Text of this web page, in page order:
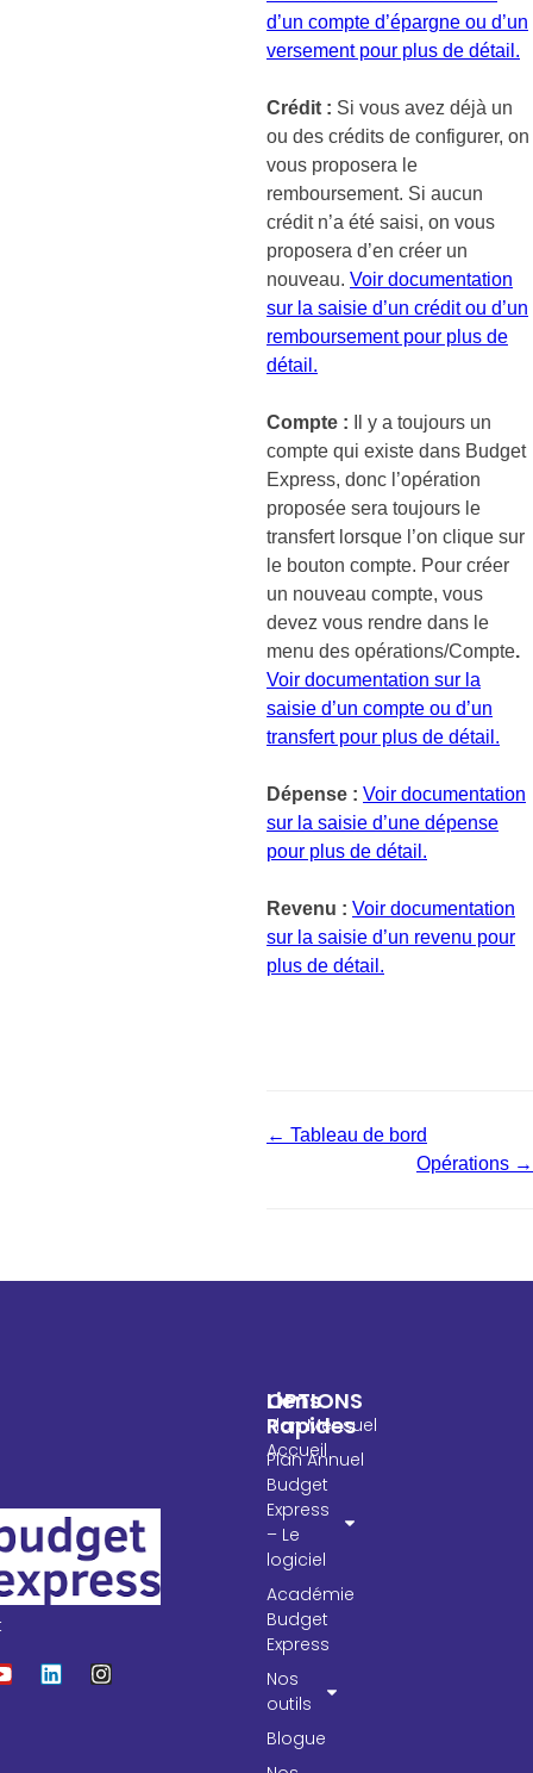
d’un compte d’épargne ou d’un
versement pour plus de détail.
Crédit : Si vous avez déjà un
ou des crédits de configurer, on
vous proposera le
remboursement. Si aucun
crédit n’a été saisi, on vous
proposera d’en créer un
nouveau. Voir documentation
sur la saisie d’un crédit ou d’un
remboursement pour plus de
détail.
Compte :
Il y a toujours un
compte qui existe dans Budget
Express, donc l’opération
proposée sera toujours le
transfert lorsque l’on clique sur
le bouton compte. Pour créer
un nouveau compte, vous
devez vous rendre dans le
menu des opérations/Compte.
Voir documentation sur la
saisie d’un compte ou d’un
transfert pour plus de détail.
Dépense : Voir documentation
sur la saisie d’une dépense
pour plus de détail.
Revenu : Voir documentation
sur la saisie d’un revenu pour
plus de détail.
← Tableau de bord
Opérations →
OPTIONS
Plan Mensuel
Plan Annuel
Liens
Rapides
Accueil
Budget
Express
– Le
logiciel
Académie
Budget
Express
Nos
outils
Blogue